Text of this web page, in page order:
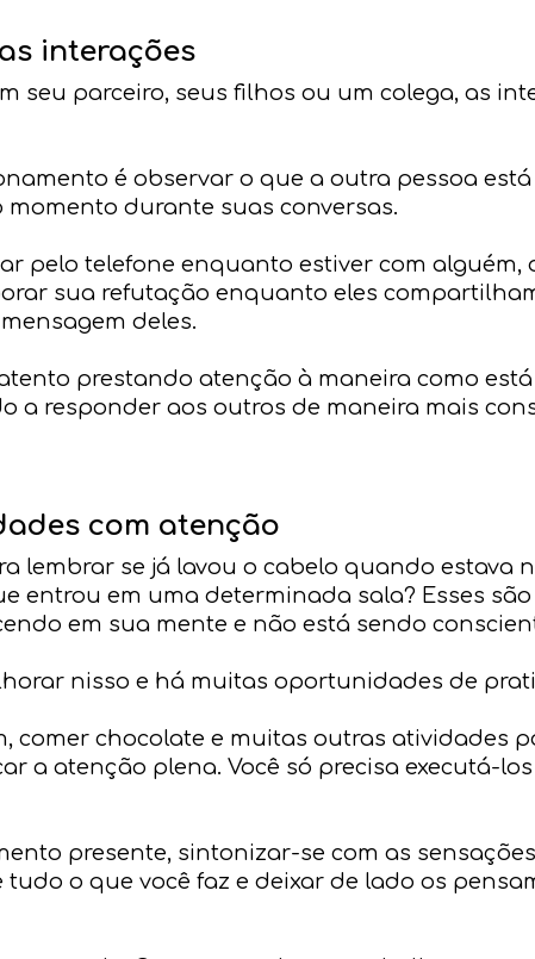
interações
seu parceiro, seus filhos ou um colega, as
é observar o que a outra pessoa
durante suas conversas.
pelo telefone enquanto estiver com alguém,
sua refutação enquanto eles
deles.
prestando atenção à maneira como
a responder aos outros de maneira mais
com atenção
lembrar se já lavou o cabelo quando estava
entrou em uma determinada sala? Esses
em sua mente e não está sendo
nisso e há muitas oportunidades de
comer chocolate e muitas outras atividades
a atenção plena. Você só precisa executá-
presente, sintonizar-se com as
o que você faz e deixar de lado os